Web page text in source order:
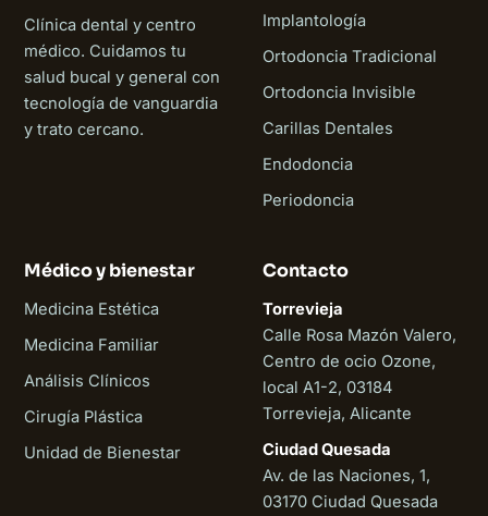
Clínica dental y centro
médico. Cuidamos tu
salud bucal y general con
tecnología de vanguardia
y trato cercano.
Implantología
Ortodoncia Tradicional
Ortodoncia Invisible
Carillas Dentales
Endodoncia
Periodoncia
Médico y bienestar
Medicina Estética
Medicina Familiar
Análisis Clínicos
Cirugía Plástica
Unidad de Bienestar
Contacto
Torrevieja
Calle Rosa Mazón Valero,
Centro de ocio Ozone,
local A1-2, 03184
Torrevieja, Alicante
Ciudad Quesada
Av. de las Naciones, 1,
03170 Ciudad Quesada